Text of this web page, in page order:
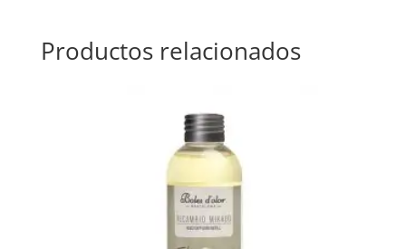
Productos relacionados